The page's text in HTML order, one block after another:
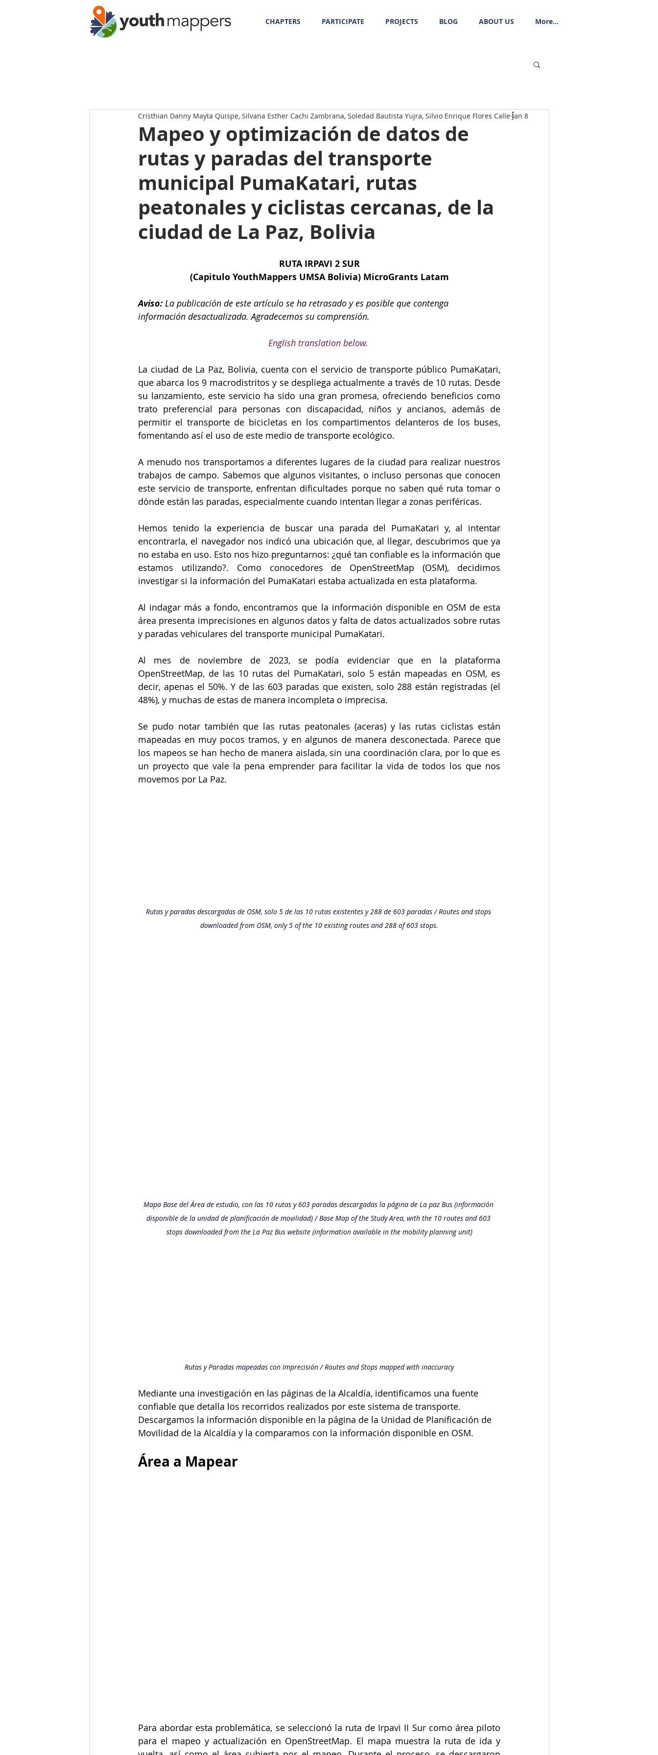
CHAPTERS PARTICIPATE PROJECTS BLOG ABOUT US More...
Mapeo y optimización de datos de
rutas y paradas del transporte
municipal PumaKatari, rutas
peatonales y ciclistas cercanas, de la
ciudad de La Paz, Bolivia
Cristhian Danny Mayta Quispe, Silvana Esther Cachi Zambrana, Soledad Bautista Yujra, Silvio Enrique Flores Calle Jan 8
RUTA IRPAVI 2 SUR
(Capitulo YouthMappers UMSA Bolivia) MicroGrants Latam
Aviso: La publicación de este artículo se ha retrasado y es posible que contenga
información desactualizada. Agradecemos su comprensión.
English translation below.
La ciudad de La Paz, Bolivia, cuenta con el servicio de transporte público PumaKatari,
que abarca los 9 macrodistritos y se despliega actualmente a través de 10 rutas. Desde
su lanzamiento, este servicio ha sido una gran promesa, ofreciendo beneficios como
trato preferencial para personas con discapacidad, niños y ancianos, además de
permitir el transporte de bicicletas en los compartimentos delanteros de los buses,
fomentando así el uso de este medio de transporte ecológico.
A menudo nos transportamos a diferentes lugares de la ciudad para realizar nuestros
trabajos de campo. Sabemos que algunos visitantes, o incluso personas que conocen
este servicio de transporte, enfrentan dificultades porque no saben qué ruta tomar o
dónde están las paradas, especialmente cuando intentan llegar a zonas periféricas.
Hemos tenido la experiencia de buscar una parada del PumaKatari y, al intentar
encontrarla, el navegador nos indicó una ubicación que, al llegar, descubrimos que ya
no estaba en uso. Esto nos hizo preguntarnos: ¿qué tan confiable es la información que
estamos utilizando?. Como conocedores de OpenStreetMap (OSM), decidimos
investigar si la información del PumaKatari estaba actualizada en esta plataforma.
Al indagar más a fondo, encontramos que la información disponible en OSM de esta
área presenta imprecisiones en algunos datos y falta de datos actualizados sobre rutas
y paradas vehiculares del transporte municipal PumaKatari.
Al mes de noviembre de 2023, se podía evidenciar que en la plataforma
OpenStreetMap, de las 10 rutas del PumaKatari, solo 5 están mapeadas en OSM, es
decir, apenas el 50%. Y de las 603 paradas que existen, solo 288 están registradas (el
48%), y muchas de estas de manera incompleta o imprecisa.
Se pudo notar también que las rutas peatonales (aceras) y las rutas ciclistas están
mapeadas en muy pocos tramos, y en algunos de manera desconectada. Parece que
los mapeos se han hecho de manera aislada, sin una coordinación clara, por lo que es
un proyecto que vale la pena emprender para facilitar la vida de todos los que nos
movemos por La Paz.
Rutas y paradas descargadas de OSM, solo 5 de las 10 rutas existentes y 288 de 603 paradas / Routes and stops
downloaded from OSM, only 5 of the 10 existing routes and 288 of 603 stops.
Mapa Base del Área de estudio, con las 10 rutas y 603 paradas descargadas la página de La paz Bus (información
disponible de la unidad de planificación de movilidad) / Base Map of the Study Area, with the 10 routes and 603
stops downloaded from the La Paz Bus website (information available in the mobility planning unit)
Rutas y Paradas mapeadas con Imprecisión / Routes and Stops mapped with inaccuracy
Mediante una investigación en las páginas de la Alcaldía, identificamos una fuente
confiable que detalla los recorridos realizados por este sistema de transporte.
Descargamos la información disponible en la página de la Unidad de Planificación de
Movilidad de la Alcaldía y la comparamos con la información disponible en OSM.
Área a Mapear
Para abordar esta problemática, se seleccionó la ruta de Irpavi II Sur como área piloto
para el mapeo y actualización en OpenStreetMap. El mapa muestra la ruta de ida y